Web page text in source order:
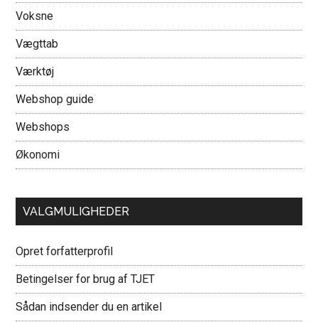
Voksne
Vægttab
Værktøj
Webshop guide
Webshops
Økonomi
VALGMULIGHEDER
Opret forfatterprofil
Betingelser for brug af TJET
Sådan indsender du en artikel